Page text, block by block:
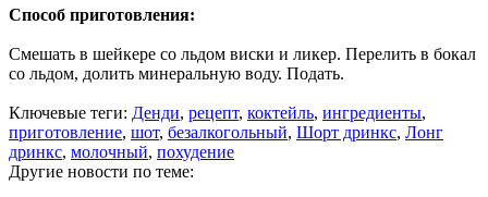
Способ приготовления:
Смешать в шейкере со льдом виски и ликер. Перелить в бокал
со льдом, долить минеральную воду. Подать.
Ключевые теги: Денди, рецепт, коктейль, ингредиенты,
приготовление, шот, безалкогольный, Шорт дринкс, Лонг
дринкс, молочный, похудение
Другие новости по теме: